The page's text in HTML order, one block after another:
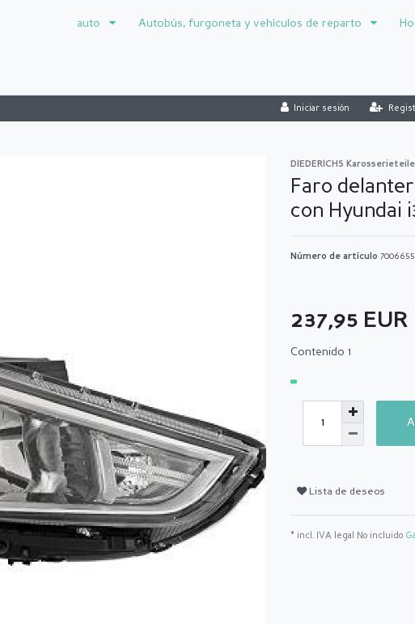
auto Autobús, furgoneta y vehículos de reparto
Iniciar sesión
DIEDERICHS
Faro
con Hyundai
Número de artículo 7006655
237,95 EUR
Contenido 1
Lista de deseos
* incl. IVA legal No incluido